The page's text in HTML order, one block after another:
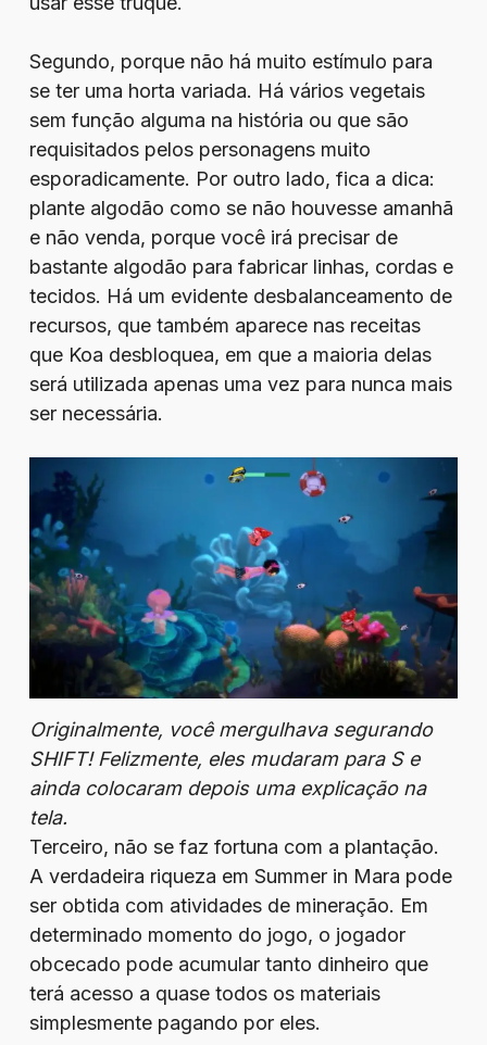
Segundo, porque não há muito estímulo para
se ter uma horta variada. Há vários vegetais
sem função alguma na história ou que são
requisitados pelos personagens muito
esporadicamente. Por outro lado, fica a dica:
plante algodão como se não houvesse amanhã
e não venda, porque você irá precisar de
bastante algodão para fabricar linhas, cordas e
tecidos. Há um evidente desbalanceamento de
recursos, que também aparece nas receitas
que Koa desbloquea, em que a maioria delas
será utilizada apenas uma vez para nunca mais
ser necessária.
Originalmente, você mergulhava segurando
SHIFT! Felizmente, eles mudaram para S e
ainda colocaram depois uma explicação na
tela.
Terceiro, não se faz fortuna com a plantação.
A verdadeira riqueza em Summer in Mara pode
ser obtida com atividades de mineração. Em
determinado momento do jogo, o jogador
obcecado pode acumular tanto dinheiro que
terá acesso a quase todos os materiais
simplesmente pagando por eles.